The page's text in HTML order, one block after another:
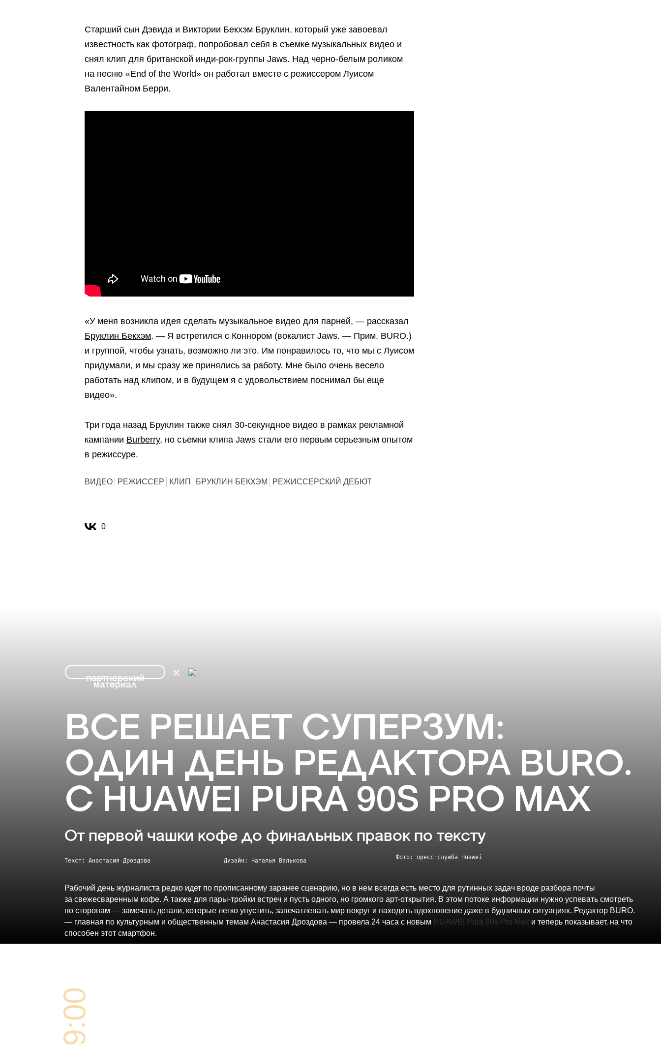
Старший сын Дэвида и Виктории Бекхэм Бруклин, который уже завоевал
известность как фотограф, попробовал себя в съемке музыкальных видео и
снял клип для британской инди-рок-группы Jaws. Над черно-белым роликом
на песню «End of the World» он работал вместе с режиссером Луисом
Валентайном Берри.
«У меня возникла идея сделать музыкальное видео для парней, — рассказал
Бруклин Бекхэм. — Я встретился с Коннором (вокалист Jaws. — Прим. BURO.)
и группой, чтобы узнать, возможно ли это. Им понравилось то, что мы с Луисом
придумали, и мы сразу же принялись за работу. Мне было очень весело
работать над клипом, и в будущем я с удовольствием поснимал бы еще
видео».
Три года назад Бруклин также снял 30-секундное видео в рамках рекламной
кампании Burberry, но съемки клипа Jaws стали его первым серьезным опытом
в режиссуре.
ВИДЕО РЕЖИССЕР КЛИП БРУКЛИН БЕКХЭМ РЕЖИССЕРСКИЙ ДЕБЮТ
0
партнерский
материал
ВСЕ РЕШАЕТ СУПЕРЗУМ:
ОДИН ДЕНЬ РЕДАКТОРА BURO.
С HUAWEI PURA 90S PRO MAX
От первой чашки кофе до финальных правок по тексту
Текст: Анастасия Дроздова Дизайн: Наталья Валькова Фото: пресс-служба Huawei
Рабочий день журналиста редко идет по прописанному заранее сценарию, но в нем всегда есть место для рутинных задач вроде разбора почты
за свежесваренным кофе. А также для пары-тройки встреч и пусть одного, но громкого арт-открытия. В этом потоке информации нужно успевать смотреть
по сторонам — замечать детали, которые легко упустить, запечатлевать мир вокруг и находить вдохновение даже в будничных ситуациях. Редактор BURO.
— главная по культурным и общественным темам Анастасия Дроздова — провела 24 часа с новым HUAWEI Pura 90s Pro Max и теперь показывает, на что
способен этот смартфон.
09:00